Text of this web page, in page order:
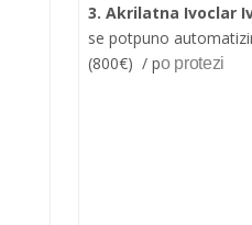
3. Akrilatna Ivoclar
se potpuno
(800€) / po protezi